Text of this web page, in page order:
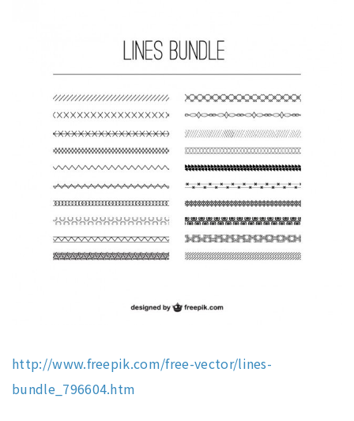
http://www.freepik.com/free-vector/lines-
bundle_796604.htm